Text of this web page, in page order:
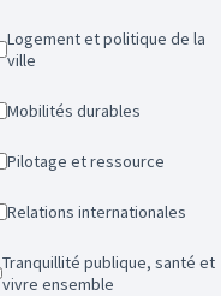
Logement et politique de la
ville
Mobilités durables
Pilotage et ressource
Relations internationales
Tranquillité publique, santé et
vivre ensemble